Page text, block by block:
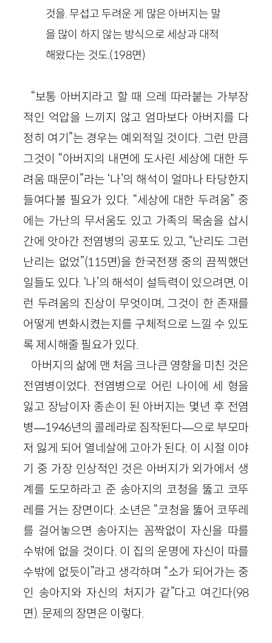
것을. 무섭고 두려운 게 많은 아버지는 말
을 많이 하지 않는 방식으로 세상과 대적
해왔다는 것도.(198면)
“보통 아버지라고 할 때 으레 따라붙는 가부장
적인 억압을 느끼지 않고 엄마보다 아버지를 다
정히 여기”는 경우는 예외적일 것이다. 그런 만큼
그것이 “아버지의 내면에 도사린 세상에 대한 두
려움 때문이”라는 ‘나’의 해석이 얼마나 타당한지
들여다볼 필요가 있다. “세상에 대한 두려움” 중
에는 가난의 무서움도 있고 가족의 목숨을 삽시
간에 앗아간 전염병의 공포도 있고, “난리도 그런
난리는 없었”(115면)을 한국전쟁 중의 끔찍했던
일들도 있다. ‘나’의 해석이 설득력이 있으려면, 이
런 두려움의 진상이 무엇이며, 그것이 한 존재를
어떻게 변화시켰는지를 구체적으로 느낄 수 있도
록 제시해줄 필요가 있다.
아버지의 삶에 맨 처음 크나큰 영향을 미친 것은
전염병이었다. 전염병으로 어린 나이에 세 형을
잃고 장남이자 종손이 된 아버지는 몇년 후 전염
병—1946년의 콜레라로 짐작된다—으로 부모마
저 잃게 되어 열네살에 고아가 된다. 이 시절 이야
기 중 가장 인상적인 것은 아버지가 외가에서 생
계를 도모하라고 준 송아지의 코청을 뚫고 코뚜
레를 거는 장면이다. 소년은 “코청을 뚫어 코뚜레
를 걸어놓으면 송아지는 꼼짝없이 자신을 따를
수밖에 없을 것이다. 이 집의 운명에 자신이 따를
수밖에 없듯이”라고 생각하며 “소가 되어가는 중
인 송아지와 자신의 처지가 같”다고 여긴다(98
면). 문제의 장면은 이렇다.